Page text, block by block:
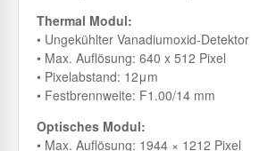
Thermal Modul:
• Ungekühlter Vanadiumoxid-Detektor
• Max. Auflösung: 640 x 512 Pixel
• Pixelabstand: 12μm
• Festbrennweite: F1.00/14 mm
Optisches Modul:
• Max. Auflösung: 1944 × 1212 Pixel